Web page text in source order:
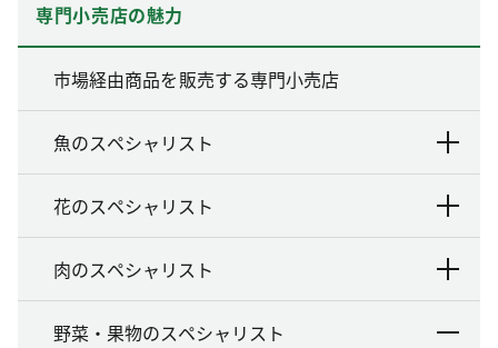
専門小売店の魅力
市場経由商品を販売する専門小売店
魚のスペシャリスト
花のスペシャリスト
肉のスペシャリスト
野菜・果物のスペシャリスト